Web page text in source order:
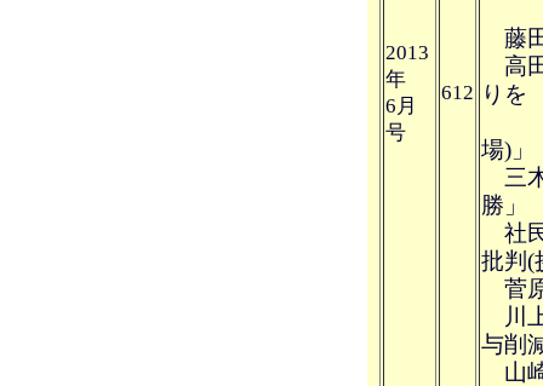
2013
年
6月
号
612
藤
高
りを
場)」
三
勝」
社
批判(
菅
川
与削
山